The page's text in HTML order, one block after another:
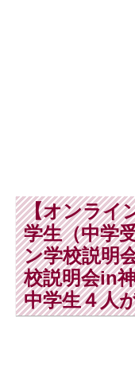
【オンライ
学生（中学
ン学校説明
校説明会in
中学生４人